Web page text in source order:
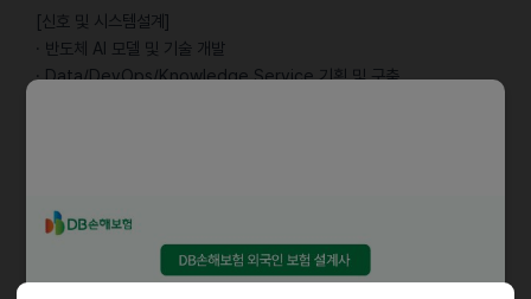
[신호 및 시스템설계]
· 반도체 AI 모델 및 기술 개발
· Data/DevOps/Knowledge Service 기획 및 구축
· Information Strategy 수립 및 운영